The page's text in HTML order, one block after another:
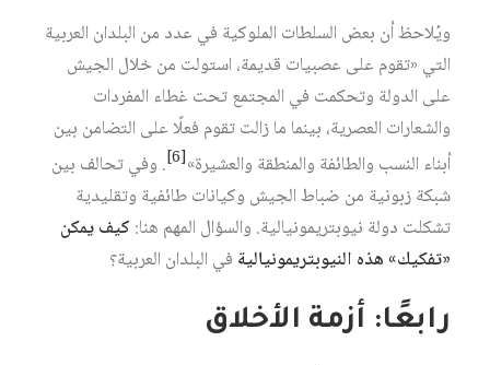
ويُلاحظ أن بعض السلطات الملوكية في عدد من البلدان العربية
التي «تقوم على عصبيات قديمة، استولت من خلال الجيش
على الدولة وتحكمت في المجتمع تحت غطاء المفردات
والشعارات العصرية، بينما ما زالت تقوم فعلًا على التضامن بين
أبناء النسب والطائفة والمنطقة والعشيرة»[6]
. وفي تحالف بين
شبكة زبونية من ضباط الجيش وكيانات طائفية وتقليدية
تشكلت دولة نيوبتريمونيالية. والسؤال المهم هنا: كيف يمكن
«تفكيك» هذه النيوبتريمونيالية في البلدان العربية؟
رابعًا: أزمة الأخلاق